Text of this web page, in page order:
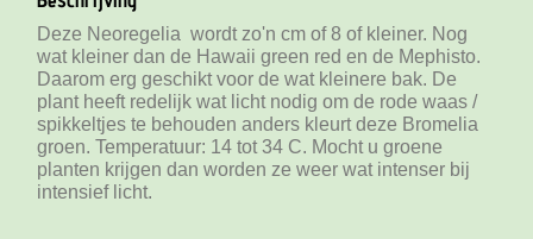
Deze Neoregelia wordt zo'n cm of 8 of kleiner. Nog
wat kleiner dan de Hawaii green red en de Mephisto.
Daarom erg geschikt voor de wat kleinere bak. De
plant heeft redelijk wat licht nodig om de rode waas /
spikkeltjes te behouden anders kleurt deze Bromelia
groen. Temperatuur: 14 tot 34 C. Mocht u groene
planten krijgen dan worden ze weer wat intenser bij
intensief licht.